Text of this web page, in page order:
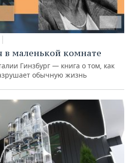
в маленькой комнате
Гинзбург — книга о том, как
обычную жизнь